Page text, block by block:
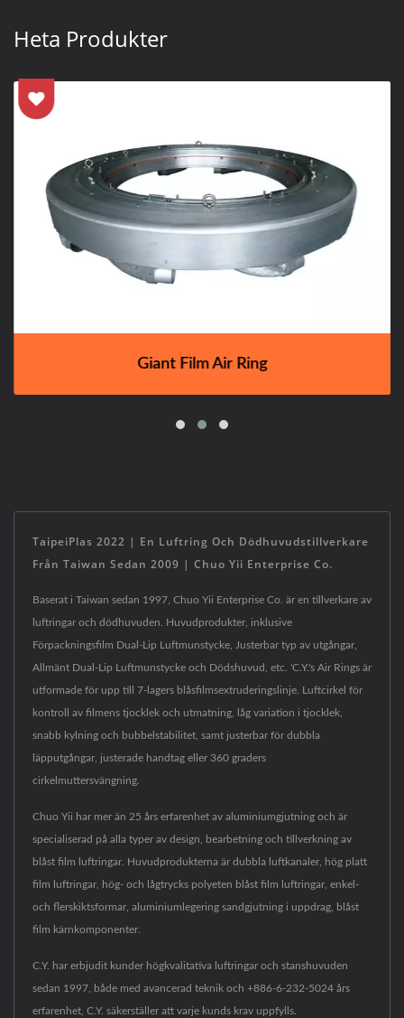
Heta Produkter
Giant Film Air Ring
TaipeiPlas 2022 | En Luftring Och Dödhuvudstillverkare
Från Taiwan Sedan 2009 | Chuo Yii Enterprise Co.
Baserat i Taiwan sedan 1997, Chuo Yii Enterprise Co. är en tillverkare av
luftringar och dödhuvuden. Huvudprodukter, inklusive
Förpackningsfilm Dual-Lip Luftmunstycke, Justerbar typ av utgångar,
Allmänt Dual-Lip Luftmunstycke och Dödshuvud, etc. 'C.Y.'s Air Rings är
utformade för upp till 7-lagers blåsfilmsextruderingslinje. Luftcirkel för
kontroll av filmens tjocklek och utmatning, låg variation i tjocklek,
snabb kylning och bubbelstabilitet, samt justerbar för dubbla
läpputgångar, justerade handtag eller 360 graders
cirkelmuttersvängning.
Chuo Yii har mer än 25 års erfarenhet av aluminiumgjutning och är
specialiserad på alla typer av design, bearbetning och tillverkning av
blåst film luftringar. Huvudprodukterna är dubbla luftkanaler, hög platt
film luftringar, hög- och lågtrycks polyeten blåst film luftringar, enkel-
och flerskiktsformar, aluminiumlegering sandgjutning i uppdrag, blåst
film kärnkomponenter.
C.Y. har erbjudit kunder högkvalitativa luftringar och stanshuvuden
sedan 1997, både med avancerad teknik och +886-6-232-5024 års
erfarenhet, C.Y. säkerställer att varje kunds krav uppfylls.